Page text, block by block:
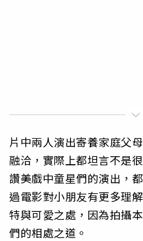
片中兩人演出寄養家庭父
融洽，實際上都坦言不是
讚美戲中童星們的演出，
過電影對小朋友有更多理
特與可愛之處，因為拍攝
們的相處之道。